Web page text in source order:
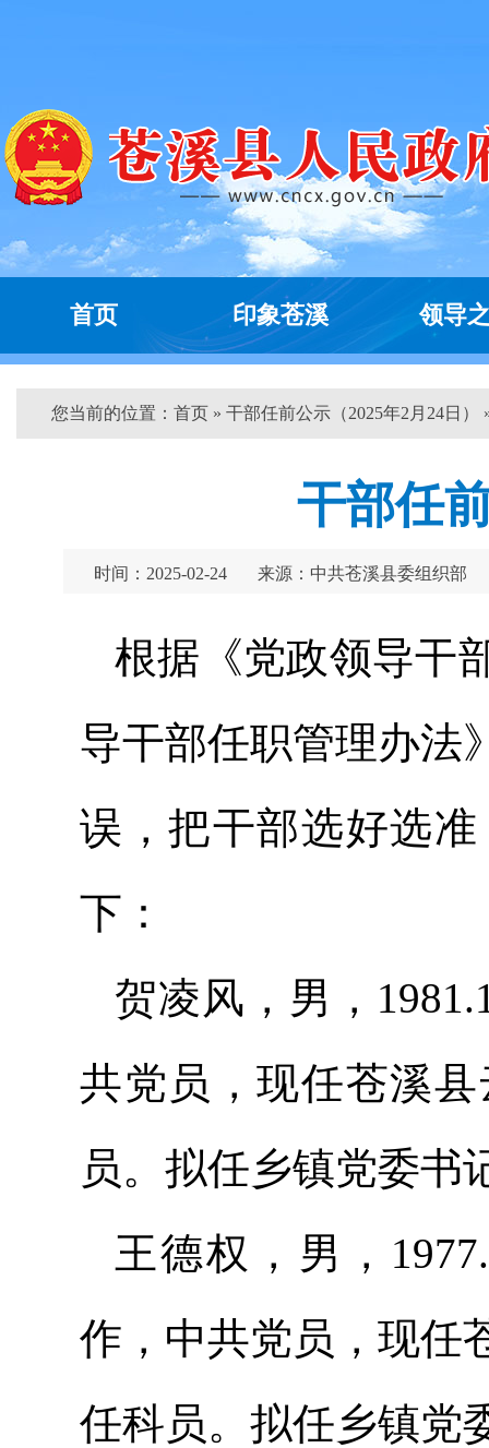
首页 印象苍溪 领导
您当前的位置： 首页 » 干部任前公示（2025年2月24日）
干部任
时间：2025-02-24 来源：中共苍溪县委组织部
根据《党政领导干
导干部任职管理办法
误，把干部选好选
下：
贺凌风，男，
共党员，现任苍溪
员。拟任乡镇党委书
王德权，男，
作，中共党员，现任
任科员。拟任乡镇党